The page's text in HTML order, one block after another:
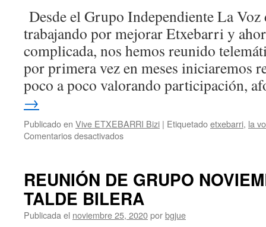
Desde el Grupo Independiente La
trabajando por mejorar Etxebarri y
complicada, nos hemos reunido
por primera vez en meses iniciaremos
poco a poco valorando participación,
→
Publicado en Vive ETXEBARRI Bizi | Etiquetadoetxebarri, la
Comentarios desactivadosen
Marzo
–
Martxoko
ohiko
REUNIÓN DE GRUPO
TALDE BILERA
Publicada el noviembre 25, 2020porbgjue